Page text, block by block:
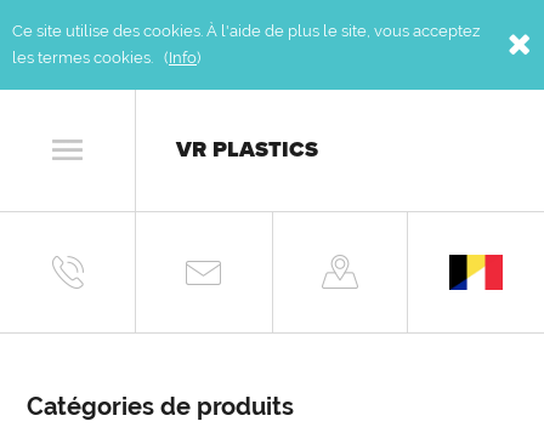
Ce site utilise des cookies. À l'aide de plus le site, vous acceptez
les termes cookies. (Info)
VR PLASTICS
Catégories de produits